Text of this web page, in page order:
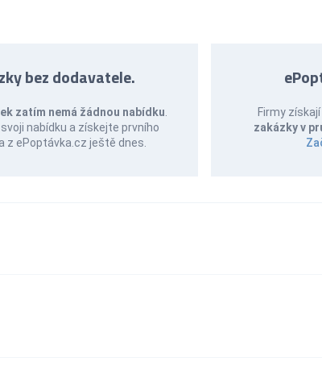
bez dodavatele.
zatím nemá žádnou nabídku
svoji nabídku a získejte prvního
z ePoptávka.cz ještě dnes.
Firmy
zakázky v